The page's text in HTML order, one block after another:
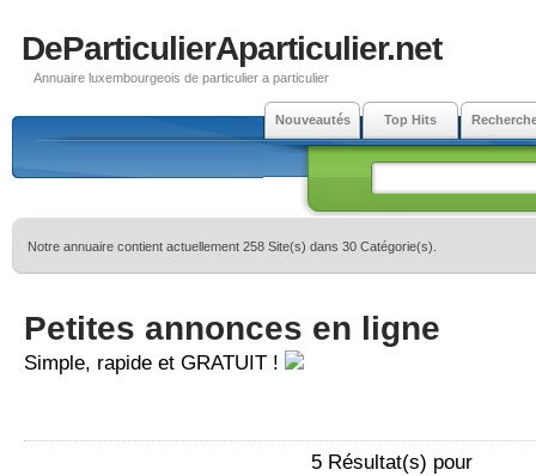
DeParticulierAparticulier.net
Annuaire luxembourgeois de particulier a particulier
Nouveautés Top Hits
Notre annuaire contient actuellement 258 Site(s) dans 30 Catégorie(s).
Petites annonces en ligne
Simple, rapide et GRATUIT !
5 Résultat(s) pour